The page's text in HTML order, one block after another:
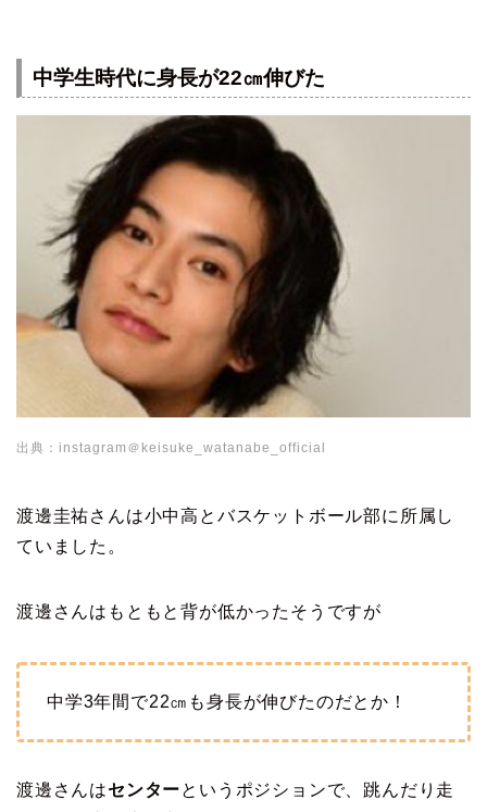
中学生時代に身長が22㎝伸びた
出典：instagram＠keisuke_watanabe_official
渡邊圭祐さんは小中高とバスケットボール部に所属し
ていました。
渡邊さんはもともと背が低かったそうですが
中学3年間で22㎝も身長が伸びたのだとか！
渡邊さんはセンターというポジションで、跳んだり走